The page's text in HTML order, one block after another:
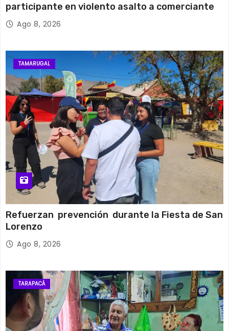
participante en violento asalto a comerciante
Ago 8, 2026
TAMARUGAL
Refuerzan prevención durante la Fiesta de San
Lorenzo
Ago 8, 2026
TARAPACÁ